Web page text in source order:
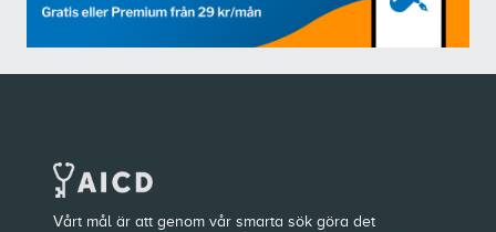
Vårt mål är att genom vår smarta sök göra det